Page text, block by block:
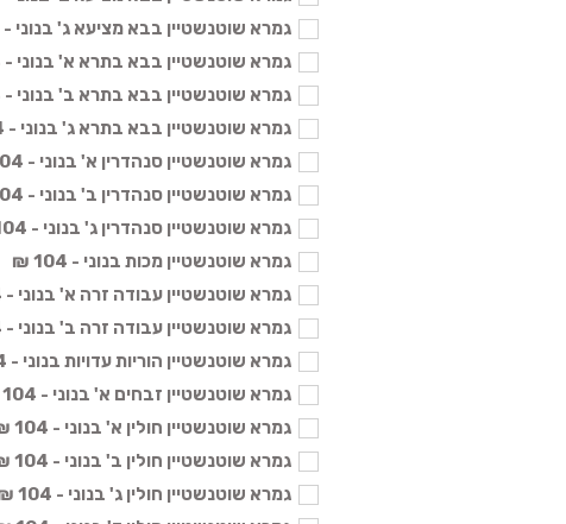
גמרא שוטנשטיין בבא מציעא ג' בנוני - 104 ₪
גמרא שוטנשטיין בבא בתרא א' בנוני - 104 ₪
גמרא שוטנשטיין בבא בתרא ב' בנוני - 104 ₪
גמרא שוטנשטיין בבא בתרא ג' בנוני - 104 ₪
גמרא שוטנשטיין סנהדרין א' בנוני - 104 ₪
גמרא שוטנשטיין סנהדרין ב' בנוני - 104 ₪
גמרא שוטנשטיין סנהדרין ג' בנוני - 104 ₪
גמרא שוטנשטיין מכות בנוני - 104 ₪
גמרא שוטנשטיין עבודה זרה א' בנוני - 104 ₪
גמרא שוטנשטיין עבודה זרה ב' בנוני - 104 ₪
גמרא שוטנשטיין הוריות עדויות בנוני - 104 ₪
גמרא שוטנשטיין זבחים א' בנוני - 104 ₪
גמרא שוטנשטיין חולין א' בנוני - 104 ₪
גמרא שוטנשטיין חולין ב' בנוני - 104 ₪
גמרא שוטנשטיין חולין ג' בנוני - 104 ₪